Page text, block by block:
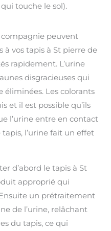
touche le sol).
compagnie peuvent
à vos tapis à St pierre de
rapidement. L’urine
disgracieuses qui
éliminées. Les colorants
et il est possible qu’ils
l’urine entre en contact
l’urine fait un effet
d’abord le tapis à St
approprié qui
un prétraitement
de l’urine, relâchant
du tapis, ce qui